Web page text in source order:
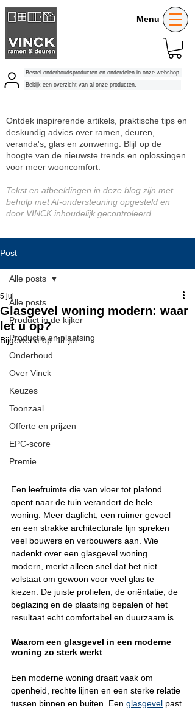
Bekijk een overzicht van al onze producten.
Bestel onderhoudsproducten en onderdelen in onze webshop.
Menu
Ontdek inspirerende artikels, praktische tips en
deskundig advies over ramen, deuren,
veranda's, glas en zonwering. Blijf op de
hoogte van de nieuwste trends en oplossingen
voor meer wooncomfort.
Tekst en afbeeldingen in deze blog zijn met
behulp met AI-ondersteuning opgesteld en
door VINCK inhoudelijk gecontroleerd.
Post
Alle posts
Product in de kijker
Productie en plaatsing
Onderhoud
Over Vinck
Keuzes
Toonzaal
Offerte en prijzen
EPC-score
Premie
Alle posts
Glasgevel woning modern: waar
let u op?
5 jul
Bijgewerkt op:11 jul
Een leefruimte die van vloer tot plafond
opent naar de tuin verandert de hele
woning. Meer daglicht, een ruimer gevoel
en een strakke architecturale lijn spreken
veel bouwers en verbouwers aan. Wie
nadenkt over een glasgevel woning
modern, merkt alleen snel dat het niet
volstaat om gewoon voor veel glas te
kiezen. De juiste profielen, de oriëntatie, de
beglazing en de plaatsing bepalen of het
resultaat echt comfortabel en duurzaam is.
Waarom een glasgevel in een moderne
woning zo sterk werkt
Een moderne woning draait vaak om
openheid, rechte lijnen en een sterke relatie
tussen binnen en buiten. Een glasgevel past